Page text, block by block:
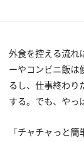
外食を控える流れ
ーやコンビニ飯は
るし、仕事終わり
する。でも、やっ
「チャチャっと